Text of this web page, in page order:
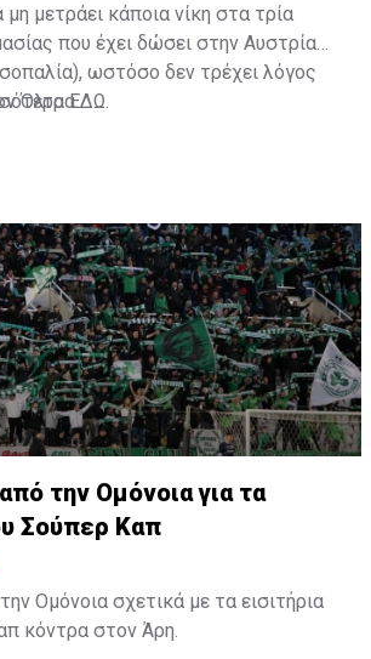
μετράει κάποια νίκη στα τρία
που έχει δώσει στην Αυστρία
ωστόσο δεν τρέχει λόγος
Όλτρα.ΕΔΩ
την Ομόνοια για τα
Σούπερ Καπ
Ομόνοια σχετικά με τα εισιτήρια
κόντρα στον Άρη.